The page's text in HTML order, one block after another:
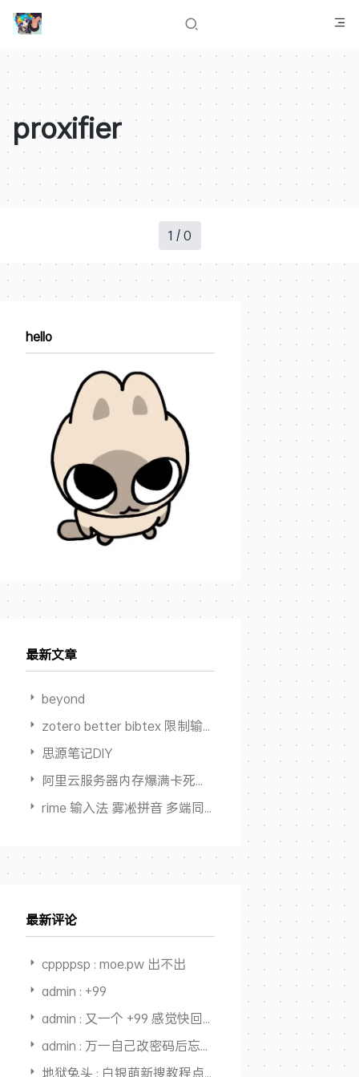
proxifier
1 / 0
hello
最新文章
beyond
zotero better bibtex 限制输出作者数量
思源笔记DIY
阿里云服务器内存爆满卡死但 Swap占用为0
rime 输入法 雾凇拼音 多端同步方案
最新评论
cppppsp : moe.pw 出不出
admin : +99
admin : 又一个 +99 感觉快回本，开始赚钱了
admin : 万一自己改密码后忘了，还能从记录里面找出来，又一个用途，
地狱兔头 : 白银萌新搜教程点进来，全是干货，大佬NB👍